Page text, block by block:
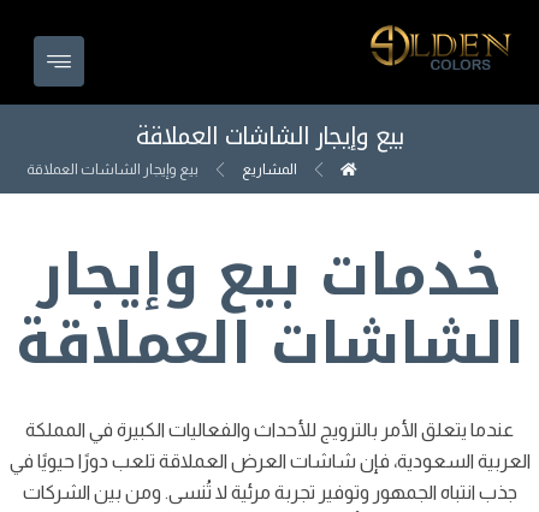
بيع وإيجار الشاشات العملاقة
المشاريع بيع وإيجار الشاشات العملاقة
خدمات بيع وإيجار
الشاشات العملاقة
عندما يتعلق الأمر بالترويج للأحداث والفعاليات الكبيرة في المملكة
العربية السعودية، فإن شاشات العرض العملاقة تلعب دورًا حيويًا في
جذب انتباه الجمهور وتوفير تجربة مرئية لا تُنسى. ومن بين الشركات